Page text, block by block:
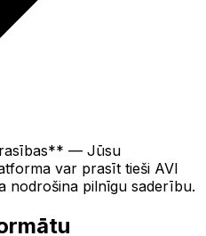
— Jūsu
var prasīt tieši AVI
nodrošina pilnīgu saderību.